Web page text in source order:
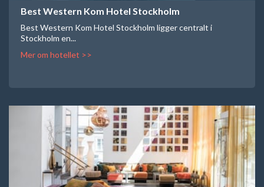
Best Western Kom Hotel Stockholm
Best Western Kom Hotel Stockholm ligger centralt i
Stockholm en...
Mer om hotellet >>